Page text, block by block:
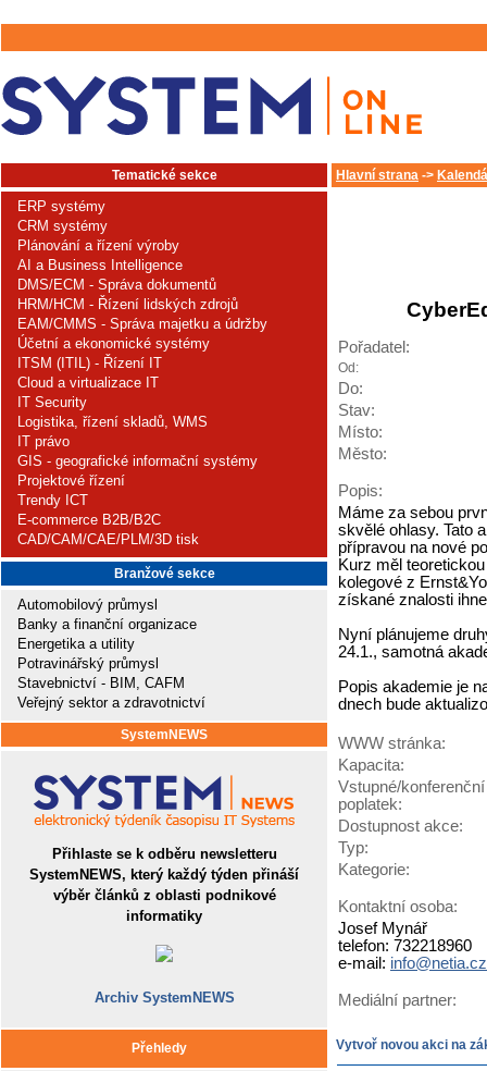
Tematické sekce
ERP systémy
CRM systémy
Plánování a řízení výroby
AI a Business Intelligence
DMS/ECM - Správa dokumentů
HRM/HCM - Řízení lidských zdrojů
EAM/CMMS - Správa majetku a údržby
Účetní a ekonomické systémy
ITSM (ITIL) - Řízení IT
Cloud a virtualizace IT
IT Security
Logistika, řízení skladů, WMS
IT právo
GIS - geografické informační systémy
Projektové řízení
Trendy ICT
E-commerce B2B/B2C
CAD/CAM/CAE/PLM/3D tisk
Branžové sekce
Automobilový průmysl
Banky a finanční organizace
Energetika a utility
Potravinářský průmysl
Stavebnictví - BIM, CAFM
Veřejný sektor a zdravotnictví
SystemNEWS
Přihlaste se k odběru newsletteru
SystemNEWS, který každý týden přináší
výběr článků z oblasti podnikové
informatiky
Archiv SystemNEWS
Přehledy
Hlavní strana ->
Pořadatel:
Od:
Do:
Stav:
Místo:
Město:
Popis:
Máme za sebou
skvělé ohlasy. Tato
přípravou na nové
Kurz měl
kolegové z
získané znalosti
Nyní plánujeme
24.1., samotná
Popis akademie je
dnech bude
WWW stránka:
Kapacita:
Vstupné/konferenční
poplatek:
Dostupnost akce:
Typ:
Kategorie:
Kontaktní osoba:
Josef Mynář
telefon: 732218960
e-mail: info@netia.cz
Mediální partner:
Vytvoř novou akci na